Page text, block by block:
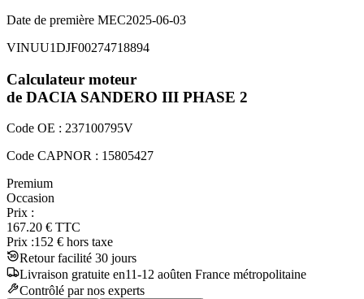
Date de première MEC2025-06-03
VINUU1DJF00274718894
Calculateur moteur
de DACIA SANDERO III PHASE 2
Code OE : 237100795V
Code CAPNOR : 15805427
Premium
Occasion
Prix :
167.20 € TTC
Prix :152 € hors taxe
Retour facilité 30 jours
Livraison gratuite en11-12 aoûten France métropolitaine
Contrôlé par nos experts